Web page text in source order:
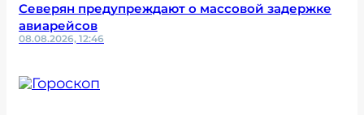
Северян предупреждают о массовой задержке
авиарейсов
08.08.2026, 12:46